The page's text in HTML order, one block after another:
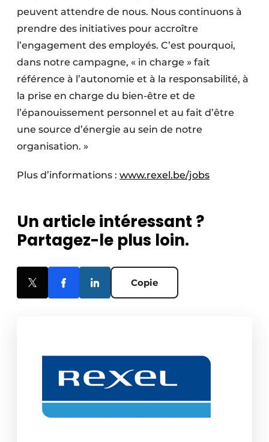
peuvent attendre de nous. Nous continuons à
prendre des initiatives pour accroître
l’engagement des employés. C’est pourquoi,
dans notre campagne, « in charge » fait
référence à l’autonomie et à la responsabilité, à
la prise en charge du bien-être et de
l’épanouissement personnel et au fait d’être
une source d’énergie au sein de notre
organisation. »
Plus d’informations : www.rexel.be/jobs
Un article intéressant ?
Partagez-le plus loin.
Copie